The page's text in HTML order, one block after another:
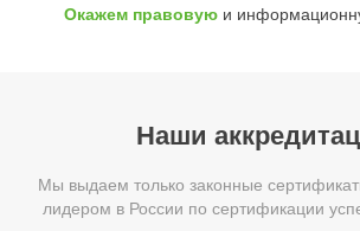
Окажем правовую и
Наши
Мы выдаем только законные
лидером в России по сертификации